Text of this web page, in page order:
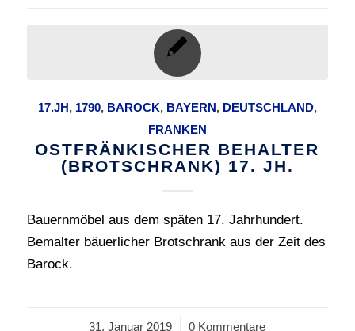
17.JH, 1790, BAROCK, BAYERN, DEUTSCHLAND,
FRANKEN
OSTFRÄNKISCHER BEHALTER
(BROTSCHRANK) 17. JH.
Bauernmöbel aus dem späten 17. Jahrhundert.
Bemalter bäuerlicher Brotschrank aus der Zeit des
Barock.
31. Januar 2019
/ 0 Kommentare